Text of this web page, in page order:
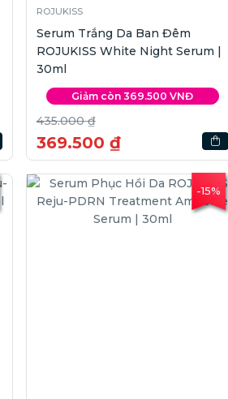
ROJUKISS
Serum Trắng Da Ban Đêm
ROJUKISS White Night Serum |
30ml
Giảm còn 369.500 VNĐ
435.000 ₫
369.500 ₫
-15%